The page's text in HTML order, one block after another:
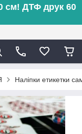
см! ДТФ друк 60
Наліпки етикетки